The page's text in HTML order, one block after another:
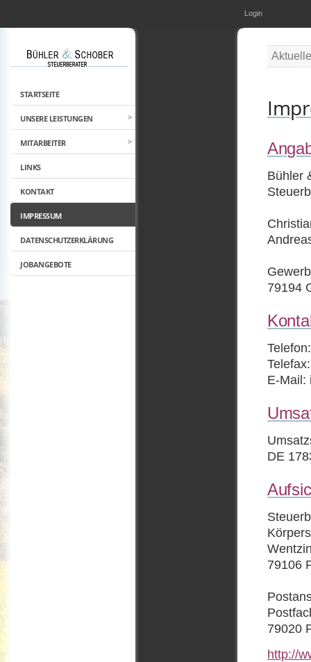
Login
STARTSEITE
UNSERE LEISTUNGEN
MITARBEITER
LINKS
KONTAKT
IMPRESSUM
DATENSCHUTZERKLÄRUNG
JOBANGEBOTE
Bühler
79194
E-Mail:
DE
79106
79020
http://